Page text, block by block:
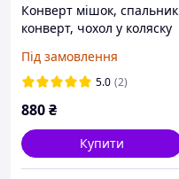
Конверт мішок, спальник
конверт, чохол у коляску
Під замовлення
5.0 (2)
880₴
Купити